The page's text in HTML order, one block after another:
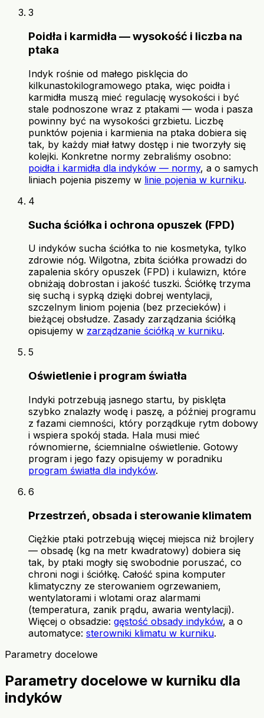
3
Poidła i karmidła — wysokość i liczba na
ptaka
Indyk rośnie od małego pisklęcia do
kilkunastokilogramowego ptaka, więc poidła i
karmidła muszą mieć regulację wysokości i być
stale podnoszone wraz z ptakami — woda i pasza
powinny być na wysokości grzbietu. Liczbę
punktów pojenia i karmienia na ptaka dobiera się
tak, by każdy miał łatwy dostęp i nie tworzyły się
kolejki. Konkretne normy zebraliśmy osobno:
poidła i karmidła dla indyków — normy, a o samych
liniach pojenia piszemy w linie pojenia w kurniku.
4
Sucha ściółka i ochrona opuszek (FPD)
U indyków sucha ściółka to nie kosmetyka, tylko
zdrowie nóg. Wilgotna, zbita ściółka prowadzi do
zapalenia skóry opuszek (FPD) i kulawizn, które
obniżają dobrostan i jakość tuszki. Ściółkę trzyma
się suchą i sypką dzięki dobrej wentylacji,
szczelnym liniom pojenia (bez przecieków) i
bieżącej obsłudze. Zasady zarządzania ściółką
opisujemy w zarządzanie ściółką w kurniku.
5
Oświetlenie i program światła
Indyki potrzebują jasnego startu, by pisklęta
szybko znalazły wodę i paszę, a później programu
z fazami ciemności, który porządkuje rytm dobowy
i wspiera spokój stada. Hala musi mieć
równomierne, ściemnialne oświetlenie. Gotowy
program i jego fazy opisujemy w poradniku
program światła dla indyków.
6
Przestrzeń, obsada i sterowanie klimatem
Ciężkie ptaki potrzebują więcej miejsca niż brojlery
— obsadę (kg na metr kwadratowy) dobiera się
tak, by ptaki mogły się swobodnie poruszać, co
chroni nogi i ściółkę. Całość spina komputer
klimatyczny ze sterowaniem ogrzewaniem,
wentylatorami i wlotami oraz alarmami
(temperatura, zanik prądu, awaria wentylacji).
Więcej o obsadzie: gęstość obsady indyków, a o
automatyce: sterowniki klimatu w kurniku.
Parametry docelowe
Parametry docelowe w kurniku dla
indyków